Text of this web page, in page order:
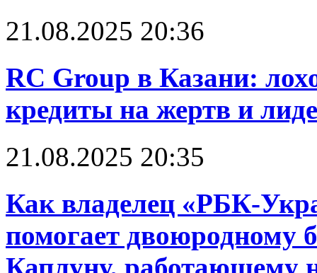
21.08.2025 20:36
RC Group в Казани:
кредиты на жертв и
21.08.2025 20:35
Как владелец «РБК-
помогает двоюродному
Каплуну, работающему